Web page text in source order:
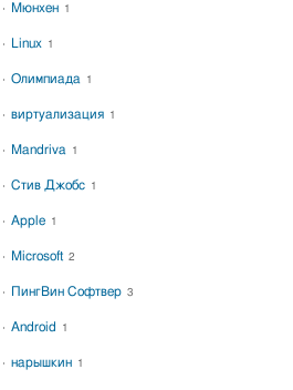
Мюнхен 1
Linux 1
Олимпиада 1
виртуализация 1
Mandriva 1
Стив Джобс 1
Apple 1
Microsoft 2
ПингВин Софтвер 3
Android 1
нарышкин 1